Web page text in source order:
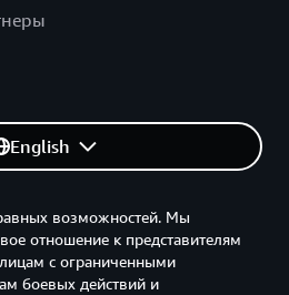
English
возможностей. Мы
отношение к представителям
с ограниченными
боевых действий и